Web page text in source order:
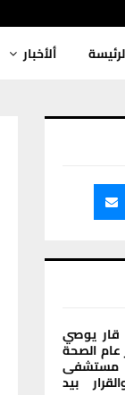
ألأخبار
يوصي
عام الصحة
بيد